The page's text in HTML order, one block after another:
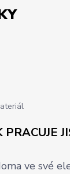
PRACUJE
ve své